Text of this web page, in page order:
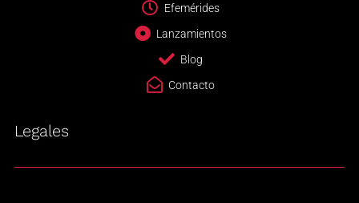
Efemérides
Lanzamientos
Blog
Contacto
Legales